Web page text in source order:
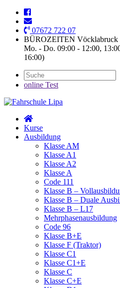
07672 722 07
BÜROZEITEN Vöcklabruck
Mo. - Do. 09:00 - 12:00,
16:00)
online Test
Kurse
Ausbildung
Klasse AM
Klasse A1
Klasse A2
Klasse A
Code 111
Klasse B –
Klasse B – Duale
Klasse B – L17
Mehrphasenausbildung
Code 96
Klasse B+E
Klasse F (Traktor)
Klasse C1
Klasse C1+E
Klasse C
Klasse C+E